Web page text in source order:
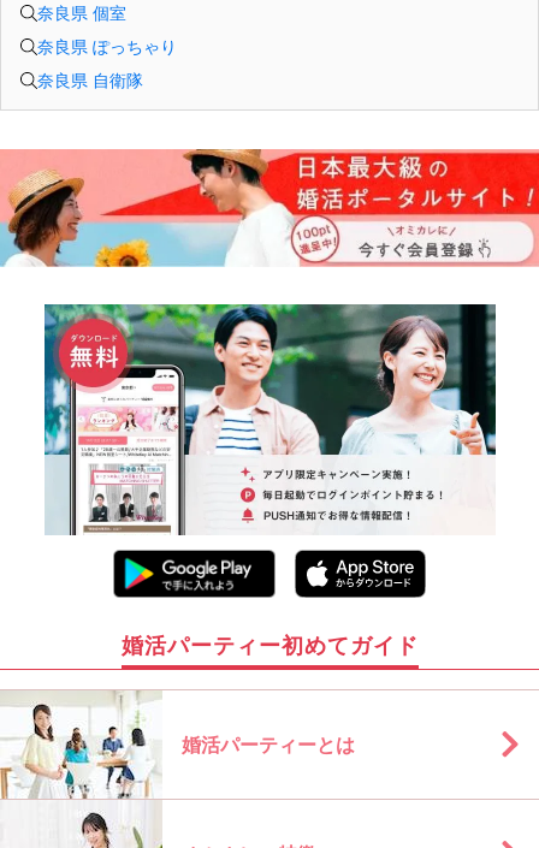
奈良県 個室
奈良県 ぽっちゃり
奈良県 自衛隊
婚活パーティー初めてガイド
婚活パーティーとは